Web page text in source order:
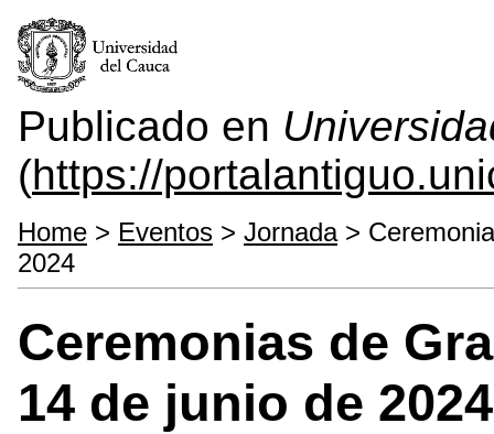
Publicado en
(https://
Home > Eventos > Jornada>
2024
Ceremonias de
14 de junio de 2024